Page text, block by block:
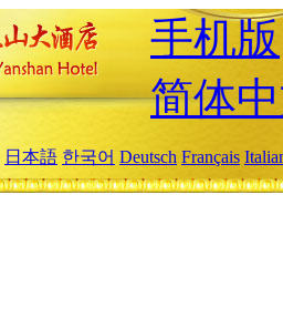
手机版
简体
日本語 한국어 Deutsch Français